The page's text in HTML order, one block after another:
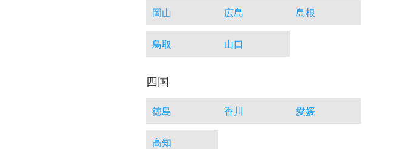
岡山 広島 島根
鳥取 山口
四国
徳島 香川 愛媛
高知